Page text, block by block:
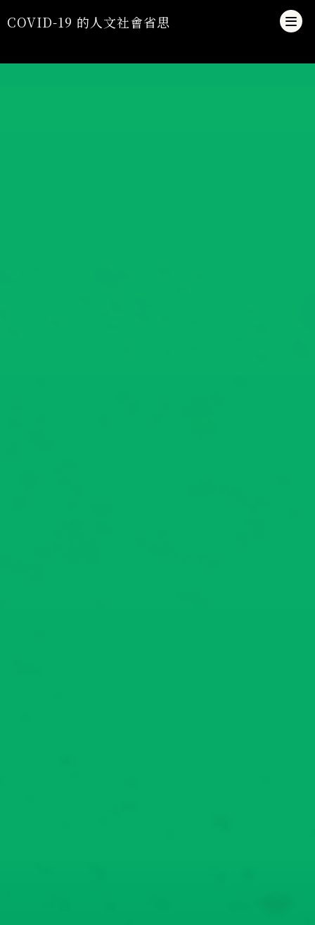
COVID-19 的人文社會省思